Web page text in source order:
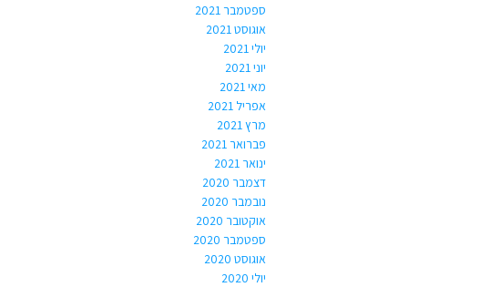
ספטמבר 2021
אוגוסט 2021
יולי 2021
יוני 2021
מאי 2021
אפריל 2021
מרץ 2021
פברואר 2021
ינואר 2021
דצמבר 2020
נובמבר 2020
אוקטובר 2020
ספטמבר 2020
אוגוסט 2020
יולי 2020